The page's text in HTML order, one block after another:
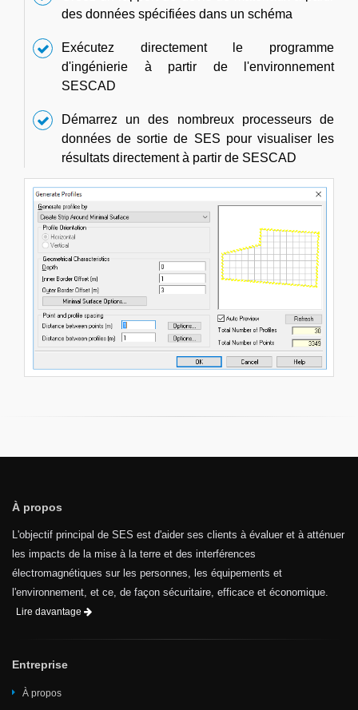
des données spécifiées dans un schéma
Exécutez directement le programme
d'ingénierie à partir de l'environnement
SESCAD
Démarrez un des nombreux processeurs de
données de sortie de SES pour visualiser les
résultats directement à partir de SESCAD
À propos
L'objectif principal de SES est d'aider ses clients à évaluer et à atténuer
les impacts de la mise à la terre et des interférences
électromagnétiques sur les personnes, les équipements et
l'environnement, et ce, de façon sécuritaire, efficace et économique.
Lire davantage
Entreprise
À propos